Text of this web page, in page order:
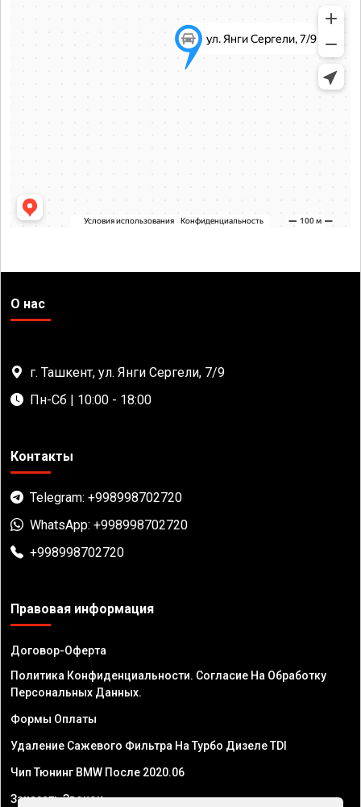
О нас
г. Ташкент, ул. Янги Сергели, 7/9
Пн-Сб | 10:00 - 18:00
Контакты
Telegram: +998998702720
WhatsApp: +998998702720
+998998702720
Правовая информация
Договор-Оферта
Политика Конфиденциальности. Согласие На Обработку
Персональных Данных.
Формы Оплаты
Удаление Сажевого Фильтра На Турбо Дизеле TDI
Чип Тюнинг BMW После 2020.06
Заказать Звонок